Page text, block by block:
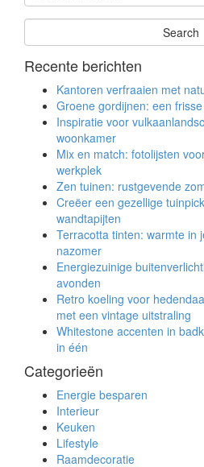
Recente berichten
Kantoren verfraaien met
Groene gordijnen: een
Inspiratie voor
woonkamer
Mix en match: fotolijsten
werkplek
Zen tuinen: rustgevende
Creëer een gezellige
wandtapijten
Terracotta tinten: warmte in
nazomer
Energiezuinige
avonden
Retro koeling voor
met een vintage uitstraling
Whitestone accenten in
in één
Categorieën
Energie besparen
Interieur
Keuken
Lifestyle
Raamdecoratie